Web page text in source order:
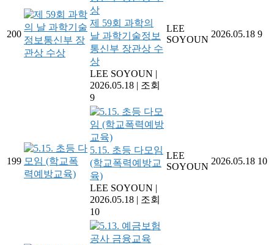
200
제 59회 과학의
날 과학기술정보
통신부 장관상 수
상
LEE SOYOUN |
2026.05.18 | 조회
9
LEE
SOYOUN
2026.05.18 9
199
5.15. 초등 다모임
(학교폭력예방교
육)
LEE SOYOUN |
2026.05.18 | 조회
10
LEE
SOYOUN
2026.05.18 10